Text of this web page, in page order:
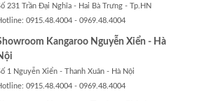
231 Trần Đại Nghĩa - Hai Bà Trưng - Tp.HN
0915.48.4004 - 0969.48.4004
Kangaroo Nguyễn Xiển - Hà
1 Nguyễn Xiển - Thanh Xuân - Hà Nội
0915.48.4004 - 0969.48.4004